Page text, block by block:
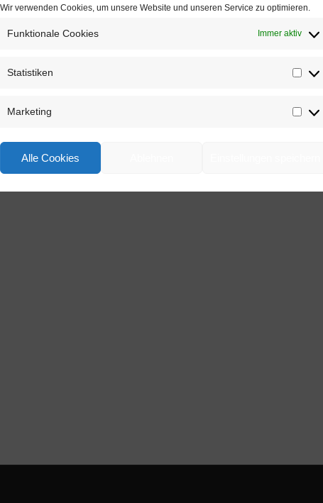
Wir verwenden Cookies, um unsere Website und unseren Service zu optimieren.
Funktionale Cookies Immer aktiv
Statistiken
Marketing
Alle Cookies